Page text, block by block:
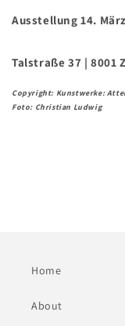
Ausstellung 14.
Talstraße 37 | 8001
Copyright: Kunstwerke:
Foto: Christian Ludwig
Home
About